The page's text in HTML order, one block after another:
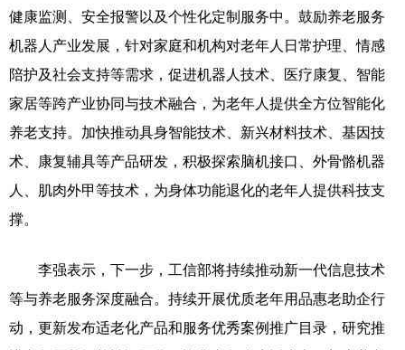
健康监测、安全报警以及个性化定制服务中。鼓励养老服务
机器人产业发展，针对家庭和机构对老年人日常护理、情感
陪护及社会支持等需求，促进机器人技术、医疗康复、智能
家居等跨产业协同与技术融合，为老年人提供全方位智能化
养老支持。加快推动具身智能技术、新兴材料技术、基因技
术、康复辅具等产品研发，积极探索脑机接口、外骨骼机器
人、肌肉外甲等技术，为身体功能退化的老年人提供科技支
撑。
李强表示，下一步，工信部将持续推动新一代信息技术
等与养老服务深度融合。持续开展优质老年用品惠老助企行
动，更新发布适老化产品和服务优秀案例推广目录，研究推